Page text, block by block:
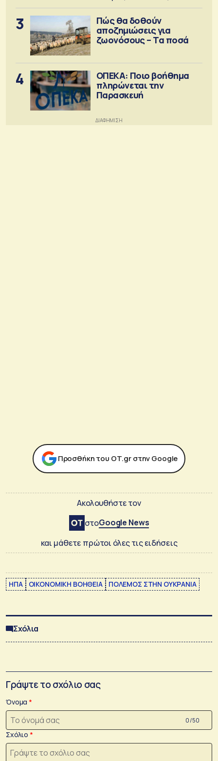
3
Πώς θα δοθούν
αποζημιώσεις για
ζωονόσους – Τα ποσά
4
ΟΠΕΚΑ: Ποιο βοήθημα
πληρώνεται την
Παρασκευή
Προσθήκη του ΟΤ.gr στην Google
Ακολουθήστε τον
στοGoogle News
και μάθετε πρώτοι όλες τις ειδήσεις
ΗΠΑ ΟΙΚΟΝΟΜΙΚΗ ΒΟΗΘΕΙΑ ΠΟΛΕΜΟΣ ΣΤΗΝ ΟΥΚΡΑΝΙΑ
Σχόλια
Γράψτε το σχόλιο σας
Όνομα
0 /50
Σχόλιο